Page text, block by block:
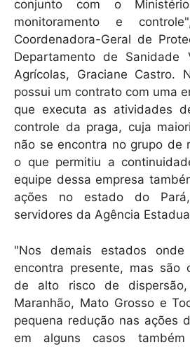
conjunto com o
monitoramento e
Coordenadora-Geral de
Departamento de Sanidade
Agrícolas, Graciane Castro.
possui um contrato com uma
que executa as atividades
controle da praga, cuja
não se encontra no grupo de
o que permitiu a
equipe dessa empresa
ações no estado do
servidores da Agência
"Nos demais estados
encontra presente, mas são
de alto risco de dispersão,
Maranhão, Mato Grosso e
pequena redução nas ações
em alguns casos